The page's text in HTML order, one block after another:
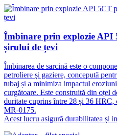
Îmbinare prin explozie API
șirului de țevi
Îmbinarea de sarcină este o
petroliere și gaziere, concepută
tubaj și a minimiza impactul
curgătoare. Este construită din oțel
duritate cuprins între 28 și 36
MR-0175.
Acest lucru asigură durabilitatea și